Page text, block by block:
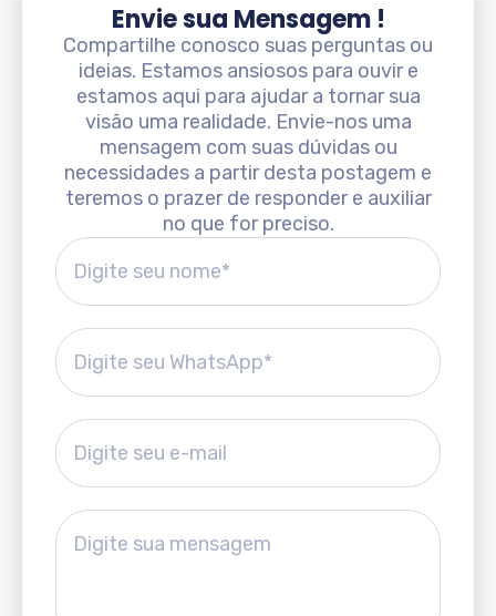
Envie sua Mensagem !
Compartilhe conosco suas perguntas ou
ideias. Estamos ansiosos para ouvir e
estamos aqui para ajudar a tornar sua
visão uma realidade. Envie-nos uma
mensagem com suas dúvidas ou
necessidades a partir desta postagem e
teremos o prazer de responder e auxiliar
no que for preciso.